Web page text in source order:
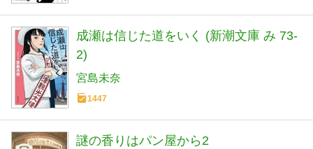
成瀬は信じた道をいく (新潮文庫 み 73-
2)
宮島未奈
1447
謎の香りはパン屋から2